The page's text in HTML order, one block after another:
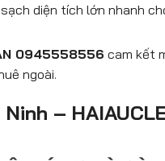
diện tích lớn nhanh
0945558556 cam kết
ngoài.
–